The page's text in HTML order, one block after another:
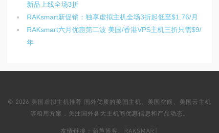
新品上线全场3折
RAKsmart新促销：独享虚拟主机全场3折起低至$1.76/月
RAKsmart六月优惠第二波 美国/香港VPS主机三折只需$9/
年
© 2026 美国虚拟主机推荐 国外优质的美国主机、美国空间、美国云主机
等租用方案，关注国外各大主机商优惠信息和产品动态。
友情链接： 葫芦博客 RAKSMART